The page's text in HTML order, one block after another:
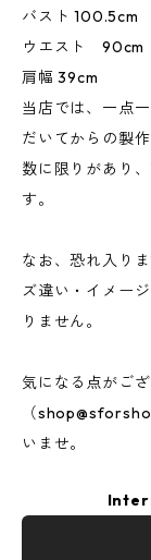
バスト 100.5cm
ウエスト 90cm
肩幅 39cm
当店では、一点
だいてからの製
数に限りがあり
す。
なお、恐れ入り
ズ違い・イメー
りません。
気になる点がご
（
いませ。